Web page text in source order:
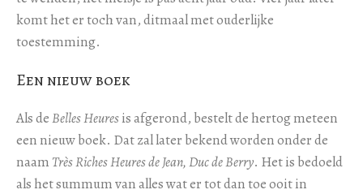
komt het er toch van, ditmaal met ouderlijke
toestemming.
Een nieuw boek
Als deBelles Heuresis afgerond, bestelt de hertog meteen
een nieuw boek. Dat zal later bekend worden onder de
naamTrès Riches Heures de Jean, Duc de Berry. Het is bedoeld
als het summum van alles wat er tot dan toe ooit in